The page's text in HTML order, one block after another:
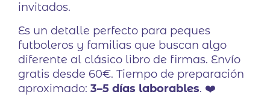
invitados.
Es un detalle perfecto para peques
futboleros y familias que buscan algo
diferente al clásico libro de firmas. Envío
gratis desde 60€. Tiempo de preparación
aproximado: 3–5 días laborables. ❤️